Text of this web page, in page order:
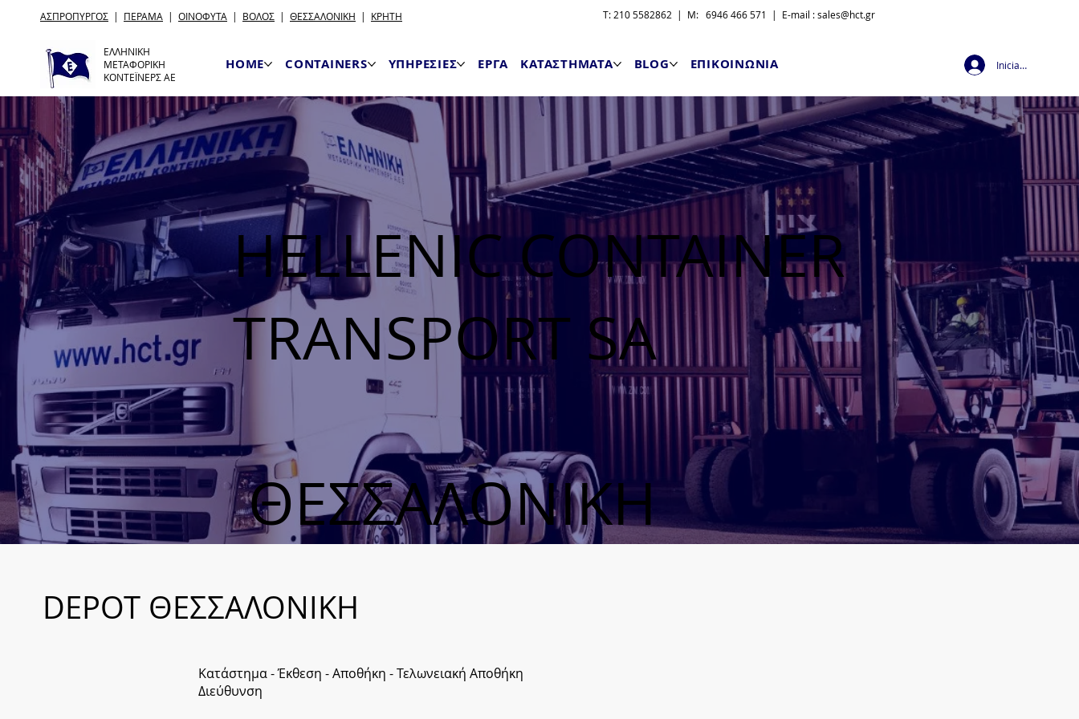
ΑΣΠΡΟΠΥΡΓΟΣ | ΠΕΡΑΜΑ | ΟΙΝΟΦΥΤΑ | ΒΟΛΟΣ | ΘΕΣΣΑΛΟΝΙΚΗ | ΚΡΗΤΗ T: 210 5582862 | M: 6946 466 571 | E-mail :sales@hct.gr
ΕΛΛΗΝΙΚΗ
ΜΕΤΑΦΟΡΙΚΗ
ΚΟΝΤΕΪΝΕΡΣ ΑΕ
HOME CONTAINERS ΥΠΗΡΕΣΙΕΣ ΕΡΓΑ ΚΑΤΑΣΤΗΜΑΤΑ BLOG ΕΠΙΚΟΙΝΩΝΙΑ Iniciar sesión
HELLENIC CONTAINER
TRANSPORT SA
ΘΕΣΣΑΛΟΝΙΚΗ
DEPOT ΘΕΣΣΑΛΟΝΙΚΗ
Κατάστημα - Έκθεση - Αποθήκη - Τελωνειακή Αποθήκη
​Διεύθυνση